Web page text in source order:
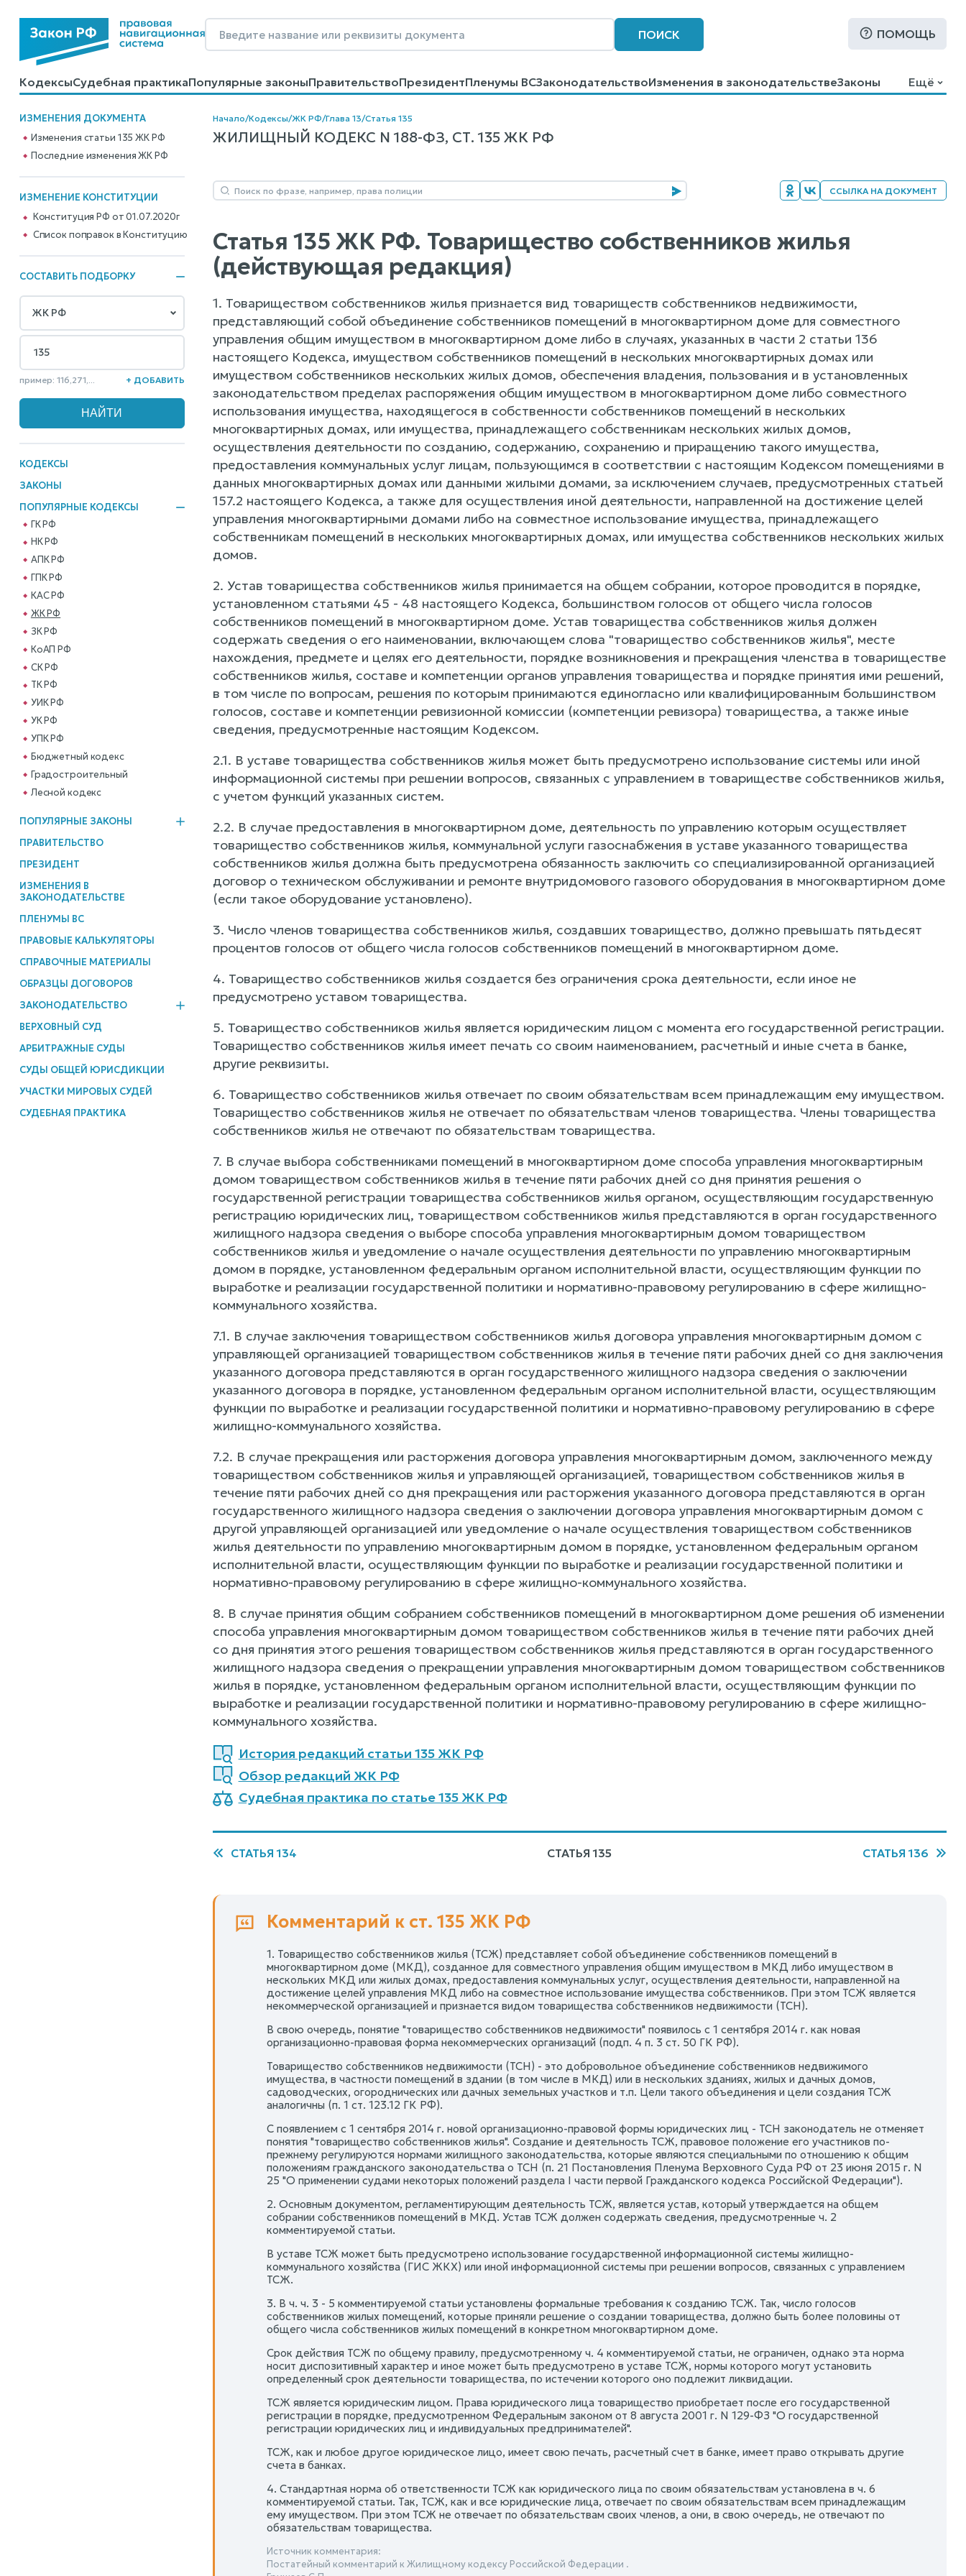
ПОИСК ПОМОЩЬ
КодексыСудебная практикаПопулярные законыПравительствоПрезидентПленумы ВСЗаконодательствоИзменения в законодательствеЗаконы
КалькуляторыСправочные материалыОбразцы договоровКонтактыПомощьПоиск
Ещё
ИЗМЕНЕНИЯ ДОКУМЕНТА
Изменения статьи 135 ЖК РФ
Последние изменения ЖК РФ
ИЗМЕНЕНИЕ КОНСТИТУЦИИ
Конституция РФ от 01.07.2020г
Cписок поправок в Конституцию
СОСТАВИТЬ ПОДБОРКУ
пример: 116,271,... + ДОБАВИТЬ
КОДЕКСЫ
ЗАКОНЫ
ПОПУЛЯРНЫЕ КОДЕКСЫ
ГК РФ
НК РФ
АПК РФ
ГПК РФ
КАС РФ
ЖК РФ
ЗК РФ
КоАП РФ
СК РФ
ТК РФ
УИК РФ
УК РФ
УПК РФ
Бюджетный кодекс
Градостроительный
Лесной кодекс
ПОПУЛЯРНЫЕ ЗАКОНЫ
ПРАВИТЕЛЬСТВО
ПРЕЗИДЕНТ
ИЗМЕНЕНИЯ В
ЗАКОНОДАТЕЛЬСТВЕ
ПЛЕНУМЫ ВС
ПРАВОВЫЕ КАЛЬКУЛЯТОРЫ
СПРАВОЧНЫЕ МАТЕРИАЛЫ
ОБРАЗЦЫ ДОГОВОРОВ
ЗАКОНОДАТЕЛЬСТВО
ВЕРХОВНЫЙ СУД
АРБИТРАЖНЫЕ СУДЫ
СУДЫ ОБЩЕЙ ЮРИСДИКЦИИ
УЧАСТКИ МИРОВЫХ СУДЕЙ
СУДЕБНАЯ ПРАКТИКА
Начало/Кодексы/ЖК РФ/Глава 13/Статья 135
ЖИЛИЩНЫЙ КОДЕКС N 188-ФЗ, СТ. 135 ЖК РФ
ССЫЛКА НА ДОКУМЕНТ
Статья 135 ЖК РФ. Товарищество собственников жилья
(действующая редакция)
1. Товариществом собственников жилья признается вид товариществ собственников недвижимости,
представляющий собой объединение собственников помещений в многоквартирном доме для совместного
управления общим имуществом в многоквартирном доме либо в случаях, указанных в части 2 статьи 136
настоящего Кодекса, имуществом собственников помещений в нескольких многоквартирных домах или
имуществом собственников нескольких жилых домов, обеспечения владения, пользования и в установленных
законодательством пределах распоряжения общим имуществом в многоквартирном доме либо совместного
использования имущества, находящегося в собственности собственников помещений в нескольких
многоквартирных домах, или имущества, принадлежащего собственникам нескольких жилых домов,
осуществления деятельности по созданию, содержанию, сохранению и приращению такого имущества,
предоставления коммунальных услуг лицам, пользующимся в соответствии с настоящим Кодексом помещениями в
данных многоквартирных домах или данными жилыми домами, за исключением случаев, предусмотренных статьей
157.2 настоящего Кодекса, а также для осуществления иной деятельности, направленной на достижение целей
управления многоквартирными домами либо на совместное использование имущества, принадлежащего
собственникам помещений в нескольких многоквартирных домах, или имущества собственников нескольких жилых
домов.
2. Устав товарищества собственников жилья принимается на общем собрании, которое проводится в порядке,
установленном статьями 45 - 48 настоящего Кодекса, большинством голосов от общего числа голосов
собственников помещений в многоквартирном доме. Устав товарищества собственников жилья должен
содержать сведения о его наименовании, включающем слова "товарищество собственников жилья", месте
нахождения, предмете и целях его деятельности, порядке возникновения и прекращения членства в товариществе
собственников жилья, составе и компетенции органов управления товарищества и порядке принятия ими решений,
в том числе по вопросам, решения по которым принимаются единогласно или квалифицированным большинством
голосов, составе и компетенции ревизионной комиссии (компетенции ревизора) товарищества, а также иные
сведения, предусмотренные настоящим Кодексом.
2.1. В уставе товарищества собственников жилья может быть предусмотрено использование системы или иной
информационной системы при решении вопросов, связанных с управлением в товариществе собственников жилья,
с учетом функций указанных систем.
2.2. В случае предоставления в многоквартирном доме, деятельность по управлению которым осуществляет
товарищество собственников жилья, коммунальной услуги газоснабжения в уставе указанного товарищества
собственников жилья должна быть предусмотрена обязанность заключить со специализированной организацией
договор о техническом обслуживании и ремонте внутридомового газового оборудования в многоквартирном доме
(если такое оборудование установлено).
3. Число членов товарищества собственников жилья, создавших товарищество, должно превышать пятьдесят
процентов голосов от общего числа голосов собственников помещений в многоквартирном доме.
4. Товарищество собственников жилья создается без ограничения срока деятельности, если иное не
предусмотрено уставом товарищества.
5. Товарищество собственников жилья является юридическим лицом с момента его государственной регистрации.
Товарищество собственников жилья имеет печать со своим наименованием, расчетный и иные счета в банке,
другие реквизиты.
6. Товарищество собственников жилья отвечает по своим обязательствам всем принадлежащим ему имуществом.
Товарищество собственников жилья не отвечает по обязательствам членов товарищества. Члены товарищества
собственников жилья не отвечают по обязательствам товарищества.
7. В случае выбора собственниками помещений в многоквартирном доме способа управления многоквартирным
домом товариществом собственников жилья в течение пяти рабочих дней со дня принятия решения о
государственной регистрации товарищества собственников жилья органом, осуществляющим государственную
регистрацию юридических лиц, товариществом собственников жилья представляются в орган государственного
жилищного надзора сведения о выборе способа управления многоквартирным домом товариществом
собственников жилья и уведомление о начале осуществления деятельности по управлению многоквартирным
домом в порядке, установленном федеральным органом исполнительной власти, осуществляющим функции по
выработке и реализации государственной политики и нормативно-правовому регулированию в сфере жилищно-
коммунального хозяйства.
7.1. В случае заключения товариществом собственников жилья договора управления многоквартирным домом с
управляющей организацией товариществом собственников жилья в течение пяти рабочих дней со дня заключения
указанного договора представляются в орган государственного жилищного надзора сведения о заключении
указанного договора в порядке, установленном федеральным органом исполнительной власти, осуществляющим
функции по выработке и реализации государственной политики и нормативно-правовому регулированию в сфере
жилищно-коммунального хозяйства.
7.2. В случае прекращения или расторжения договора управления многоквартирным домом, заключенного между
товариществом собственников жилья и управляющей организацией, товариществом собственников жилья в
течение пяти рабочих дней со дня прекращения или расторжения указанного договора представляются в орган
государственного жилищного надзора сведения о заключении договора управления многоквартирным домом с
другой управляющей организацией или уведомление о начале осуществления товариществом собственников
жилья деятельности по управлению многоквартирным домом в порядке, установленном федеральным органом
исполнительной власти, осуществляющим функции по выработке и реализации государственной политики и
нормативно-правовому регулированию в сфере жилищно-коммунального хозяйства.
8. В случае принятия общим собранием собственников помещений в многоквартирном доме решения об изменении
способа управления многоквартирным домом товариществом собственников жилья в течение пяти рабочих дней
со дня принятия этого решения товариществом собственников жилья представляются в орган государственного
жилищного надзора сведения о прекращении управления многоквартирным домом товариществом собственников
жилья в порядке, установленном федеральным органом исполнительной власти, осуществляющим функции по
выработке и реализации государственной политики и нормативно-правовому регулированию в сфере жилищно-
коммунального хозяйства.
История редакций статьи 135 ЖК РФ
Обзор редакций ЖК РФ
Судебная практика по статье 135 ЖК РФ
СТАТЬЯ 134 СТАТЬЯ 135 СТАТЬЯ 136
Комментарий к ст. 135 ЖК РФ
1. Товарищество собственников жилья (ТСЖ) представляет собой объединение собственников помещений в
многоквартирном доме (МКД), созданное для совместного управления общим имуществом в МКД либо имуществом в
нескольких МКД или жилых домах, предоставления коммунальных услуг, осуществления деятельности, направленной на
достижение целей управления МКД либо на совместное использование имущества собственников. При этом ТСЖ является
некоммерческой организацией и признается видом товарищества собственников недвижимости (ТСН).
В свою очередь, понятие "товарищество собственников недвижимости" появилось с 1 сентября 2014 г. как новая
организационно-правовая форма некоммерческих организаций (подп. 4 п. 3 ст. 50 ГК РФ).
Товарищество собственников недвижимости (ТСН) - это добровольное объединение собственников недвижимого
имущества, в частности помещений в здании (в том числе в МКД) или в нескольких зданиях, жилых и дачных домов,
садоводческих, огороднических или дачных земельных участков и т.п. Цели такого объединения и цели создания ТСЖ
аналогичны (п. 1 ст. 123.12 ГК РФ).
С появлением с 1 сентября 2014 г. новой организационно-правовой формы юридических лиц - ТСН законодатель не отменяет
понятия "товарищество собственников жилья". Создание и деятельность ТСЖ, правовое положение его участников по-
прежнему регулируются нормами жилищного законодательства, которые являются специальными по отношению к общим
положениям гражданского законодательства о ТСН (п. 21 Постановления Пленума Верховного Суда РФ от 23 июня 2015 г. N
25 "О применении судами некоторых положений раздела I части первой Гражданского кодекса Российской Федерации").
2. Основным документом, регламентирующим деятельность ТСЖ, является устав, который утверждается на общем
собрании собственников помещений в МКД. Устав ТСЖ должен содержать сведения, предусмотренные ч. 2
комментируемой статьи.
В уставе ТСЖ может быть предусмотрено использование государственной информационной системы жилищно-
коммунального хозяйства (ГИС ЖКХ) или иной информационной системы при решении вопросов, связанных с управлением
ТСЖ.
3. В ч. ч. 3 - 5 комментируемой статьи установлены формальные требования к созданию ТСЖ. Так, число голосов
собственников жилых помещений, которые приняли решение о создании товарищества, должно быть более половины от
общего числа собственников жилых помещений в конкретном многоквартирном доме.
Срок действия ТСЖ по общему правилу, предусмотренному ч. 4 комментируемой статьи, не ограничен, однако эта норма
носит диспозитивный характер и иное может быть предусмотрено в уставе ТСЖ, нормы которого могут установить
определенный срок деятельности товарищества, по истечении которого оно подлежит ликвидации.
ТСЖ является юридическим лицом. Права юридического лица товарищество приобретает после его государственной
регистрации в порядке, предусмотренном Федеральным законом от 8 августа 2001 г. N 129-ФЗ "О государственной
регистрации юридических лиц и индивидуальных предпринимателей".
ТСЖ, как и любое другое юридическое лицо, имеет свою печать, расчетный счет в банке, имеет право открывать другие
счета в банках.
4. Стандартная норма об ответственности ТСЖ как юридического лица по своим обязательствам установлена в ч. 6
комментируемой статьи. Так, ТСЖ, как и все юридические лица, отвечает по своим обязательствам всем принадлежащим
ему имуществом. При этом ТСЖ не отвечает по обязательствам своих членов, а они, в свою очередь, не отвечают по
обязательствам товарищества.
Источник комментария:
Постатейный комментарий к Жилищному кодексу Российской Федерации .